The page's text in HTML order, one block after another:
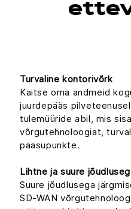
Turvaline kontorivõrk
Kaitse oma andmeid
juurdepääs
tulemüüride abil, mis
võrgutehnoloogiat,
pääsupunkte.
Lihtne ja suure
Suure jõudlusega
SD-WAN